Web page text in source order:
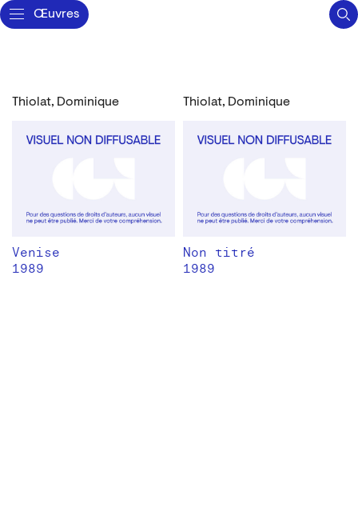
Œuvres
Thiolat, Dominique
Venise
1989
Thiolat, Dominique
Non titré
1989